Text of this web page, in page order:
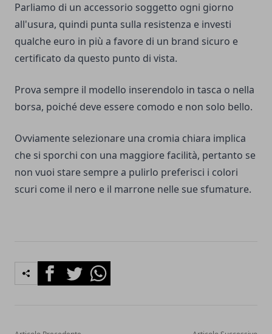
Parliamo di un accessorio soggetto ogni giorno
all'usura, quindi punta sulla resistenza e investi
qualche euro in più a favore di un brand sicuro e
certificato da questo punto di vista.
Prova sempre il modello inserendolo in tasca o nella
borsa, poiché deve essere comodo e non solo bello.
Ovviamente selezionare una cromia chiara implica
che si sporchi con una maggiore facilità, pertanto se
non vuoi stare sempre a pulirlo preferisci i colori
scuri come il nero e il marrone nelle sue sfumature.
FacebookTwitterWhatsapp